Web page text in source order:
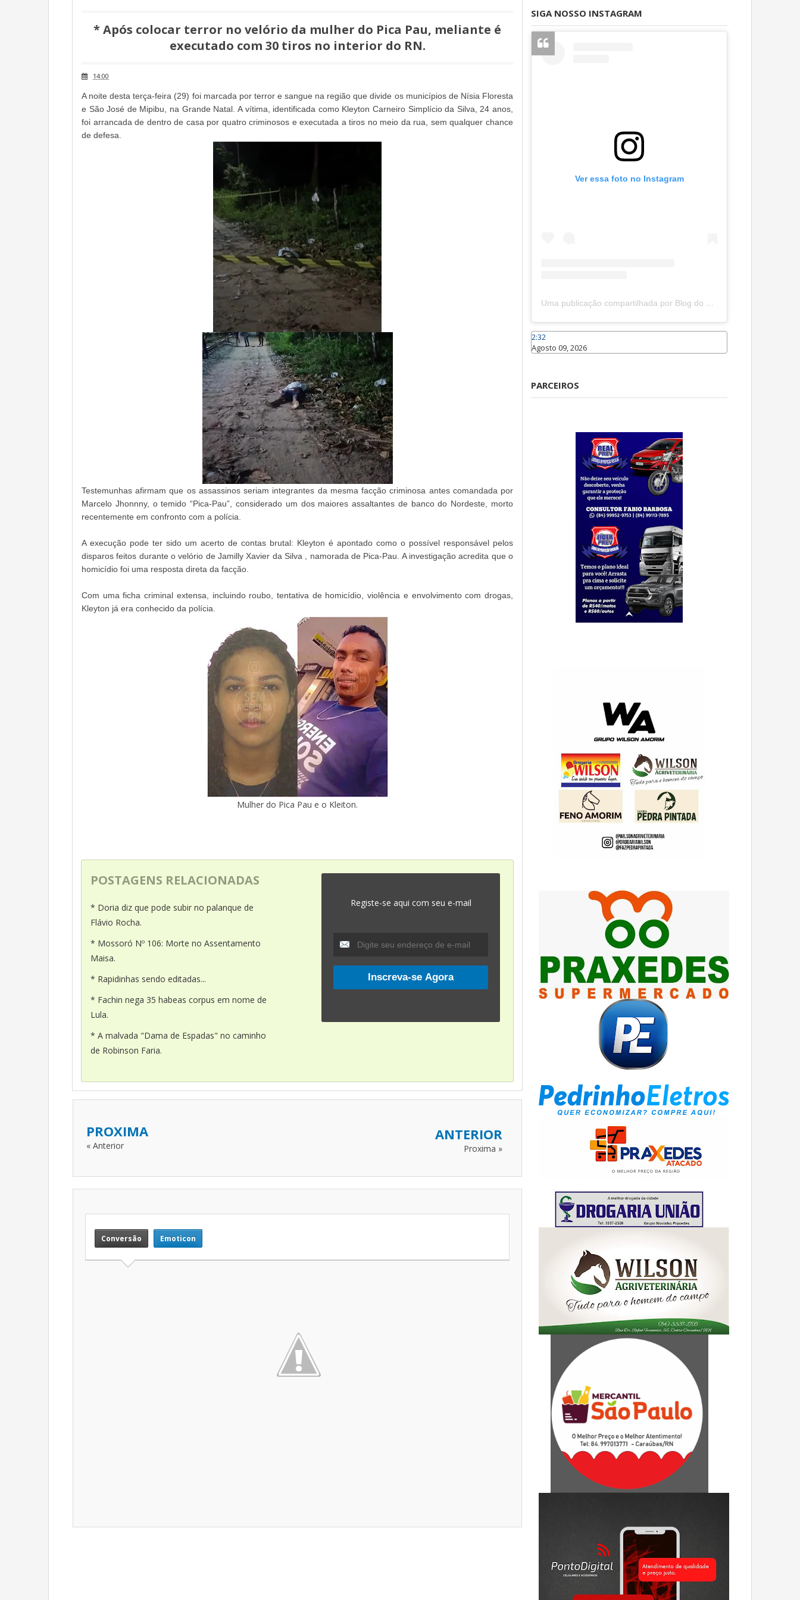
* Após colocar terror no velório da mulher do Pica Pau, meliante é
executado com 30 tiros no interior do RN.
14:00
A noite desta terça-feira (29) foi marcada por terror e sangue na região que divide os municípios de Nísia Floresta
e São José de Mipibu, na Grande Natal. A vítima, identificada como Kleyton Carneiro Simplício da Silva, 24 anos,
foi arrancada de dentro de casa por quatro criminosos e executada a tiros no meio da rua, sem qualquer chance
de defesa.
Testemunhas afirmam que os assassinos seriam integrantes da mesma facção criminosa antes comandada por
Marcelo Jhonnny, o temido “Pica-Pau”, considerado um dos maiores assaltantes de banco do Nordeste, morto
recentemente em confronto com a polícia.
A execução pode ter sido um acerto de contas brutal: Kleyton é apontado como o possível responsável pelos
disparos feitos durante o velório de Jamilly Xavier da Silva , namorada de Pica-Pau. A investigação acredita que o
homicídio foi uma resposta direta da facção.
Com uma ficha criminal extensa, incluindo roubo, tentativa de homicídio, violência e envolvimento com drogas,
Kleyton já era conhecido da polícia.
Mulher do Pica Pau e o Kleiton.
POSTAGENS RELACIONADAS
* Doria diz que pode subir no palanque de
Flávio Rocha.
* Mossoró Nº 106: Morte no Assentamento
Maisa.
* Rapidinhas sendo editadas...
* Fachin nega 35 habeas corpus em nome de
Lula.
* A malvada "Dama de Espadas" no caminho
de Robinson Faria.
Registe-se aqui com seu e-mail
PROXIMA
« Anterior
ANTERIOR
Proxima »
Conversão Emoticon
SIGA NOSSO INSTAGRAM
Ver essa foto no Instagram
Uma publicação compartilhada por Blog do João Marcolino (@joaomarcolinoneto)
2:32
Agosto 09, 2026
PARCEIROS